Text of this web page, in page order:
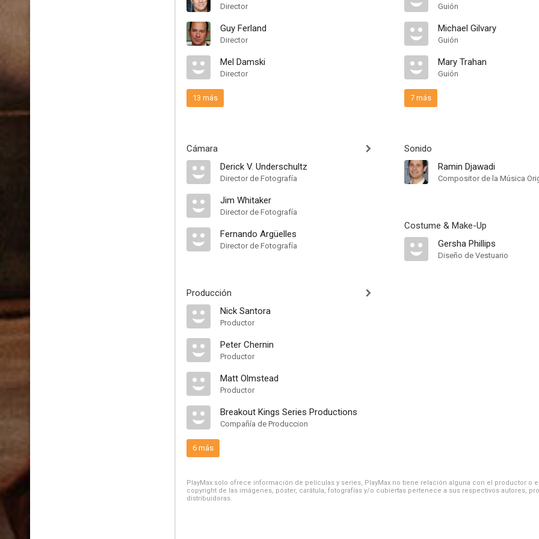
Director
Guy Ferland
Director
Mel Damski
Director
13 más
Cámara
Derick V. Underschultz
Director de Fotografía
Jim Whitaker
Director de Fotografía
Fernando Argüelles
Director de Fotografía
Producción
Nick Santora
Productor
Peter Chernin
Productor
Matt Olmstead
Productor
Breakout Kings Series Productions
Compañía de Produccion
6 más
Guión
Michael Gilvary
Guión
Mary Trahan
Guión
7 más
Sonido
Ramin Djawadi
Compositor de la Música
Costume & Make-Up
Gersha Phillips
Diseño de Vestuario
PlayMax solo ofrece información de películas y series, PlayMax no tiene relación alguna con el productor o
copyright de las imágenes, póster, carátula, fotografías y/o cubiertas pertenece a sus respectivos autores,
distribuidoras.